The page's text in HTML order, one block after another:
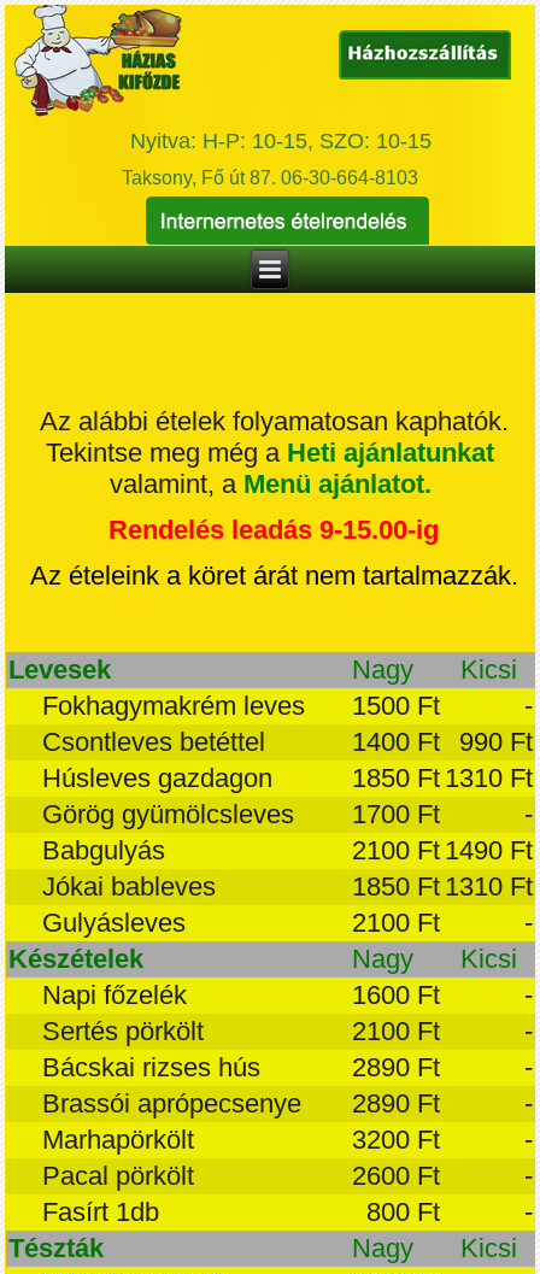
Taksony, Fő út 87. 06-30-664-8103
Nyitva: H-P: 10-15, SZO: 10-15
Az alábbi ételek folyamatosan kaphatók.
Tekintse meg még a Heti ajánlatunkat
valamint, a Menü ajánlatot.
Rendelés leadás 9-15.00-ig
Az ételeink a köret árát nem tartalmazzák.
Levesek Nagy
Kicsi
Fokhagymakrém leves
1500 Ft
-
Csontleves betéttel
1400 Ft
990 Ft
Húsleves gazdagon
1850 Ft 1310 Ft
Görög gyümölcsleves
1700 Ft
-
Babgulyás
2100 Ft 1490 Ft
Jókai bableves
1850 Ft 1310 Ft
Gulyásleves
2100 Ft
-
Készételek
Nagy
Kicsi
Napi főzelék
1600 Ft
-
Sertés pörkölt
2100 Ft
-
Bácskai rizses hús
2890 Ft
-
Brassói aprópecsenye
2890 Ft
-
Marhapörkölt
3200 Ft
-
Pacal pörkölt
2600 Ft
-
Fasírt 1db
800 Ft
-
Tészták
Nagy
Kicsi